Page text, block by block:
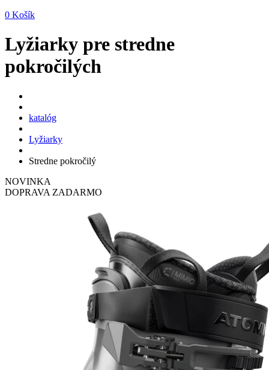
0 Košík
Lyžiarky pre stredne
pokročilých
katalóg
Lyžiarky
Stredne pokročilý
NOVINKA
DOPRAVA ZADARMO